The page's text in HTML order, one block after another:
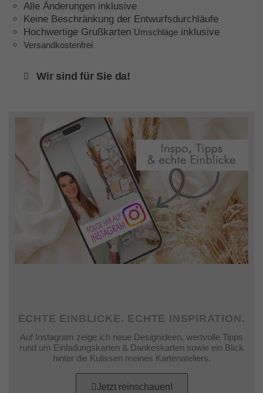
Alle Änderungen inklusive
Keine Beschränkung der Entwurfsdurchläufe
Hochwertige Grußkarten Umschläge inklusive
Versandkostenfrei
Wir sind für Sie da!
ECHTE EINBLICKE. ECHTE INSPIRATION.
Auf Instagram zeige ich neue Designideen, wertvolle Tipps
rund um Einladungskarten & Dankeskarten sowie ein Blick
hinter die Kulissen meines Kartenateliers.
Jetzt reinschauen!